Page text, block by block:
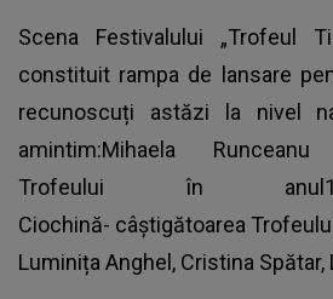
Scena Festivalului „Trofeul
constituit rampa de lansare
recunoscuți astăzi la nivel
amintim:Mihaela
Trofeului în
Ciochină- câștigătoarea
Luminița Anghel, Cristina Spătar,